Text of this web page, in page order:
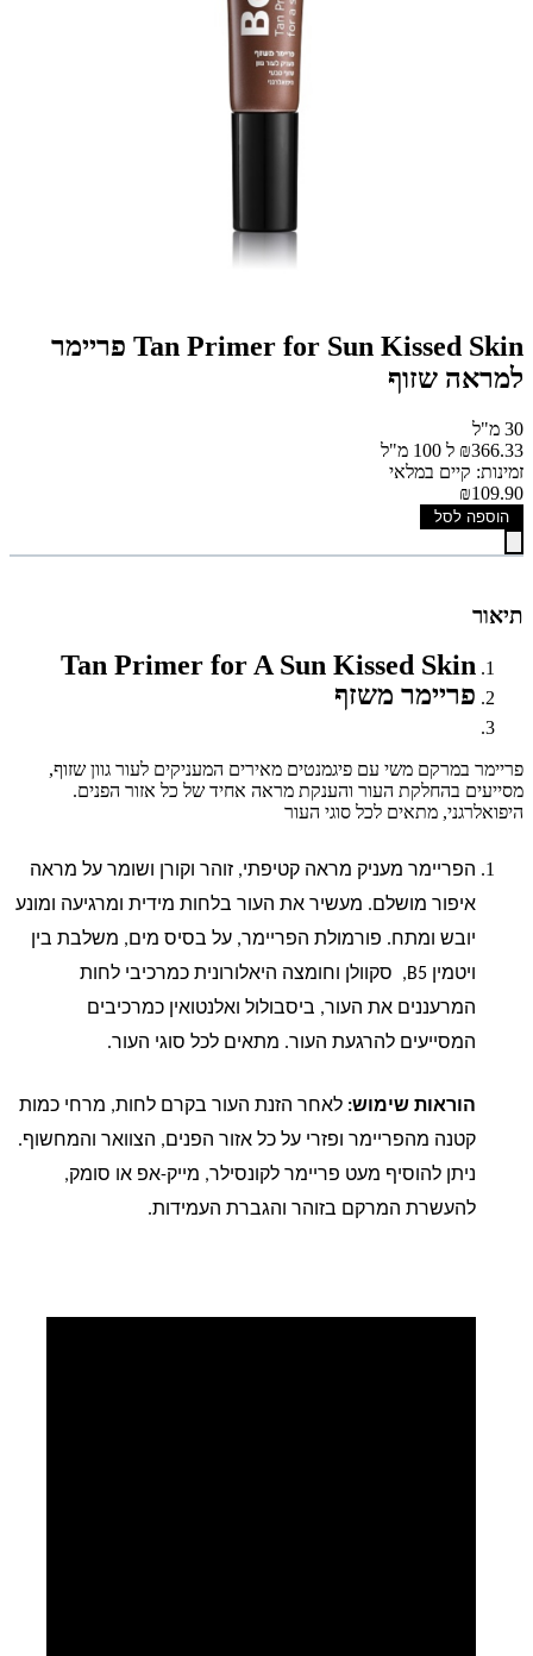
Tan Primer for Sun Kissed Skin פריימר
למראה שזוף
30 מ"ל
₪366.33 ל 100 מ"ל
זמינות: קיים במלאי
₪109.90
הוספה לסל
תיאור
Tan Primer for A Sun Kissed Skin
פריימר משזף
פריימר במרקם משי עם פיגמנטים מאירים המעניקים לעור גוון שזוף,
מסייעים בהחלקת העור והענקת מראה אחיד של כל אזור הפנים.
היפואלרגני, מתאים לכל סוגי העור
הפריימר מעניק מראה קטיפתי, זוהר וקורן ושומר על מראה
איפור מושלם. מעשיר את העור בלחות מידית ומרגיעה ומונע
יובש ומתח. פורמולת הפריימר, על בסיס מים, משלבת בין
ויטמין 5
,B
סקוולן וחומצה היאלורונית כמרכיבי לחות
המרעננים את העור, ביסבולול ואלנטואין כמרכיבים
המסייעים להרגעת העור. מתאים לכל סוגי העור.
הוראות שימוש: לאחר הזנת העור בקרם לחות, מרחי כמות
קטנה מהפריימר ופזרי על כל אזור הפנים, הצוואר והמחשוף.
ניתן להוסיף מעט פריימר לקונסילר, מייק-אפ או סומק,
להעשרת המרקם בזוהר והגברת העמידות.